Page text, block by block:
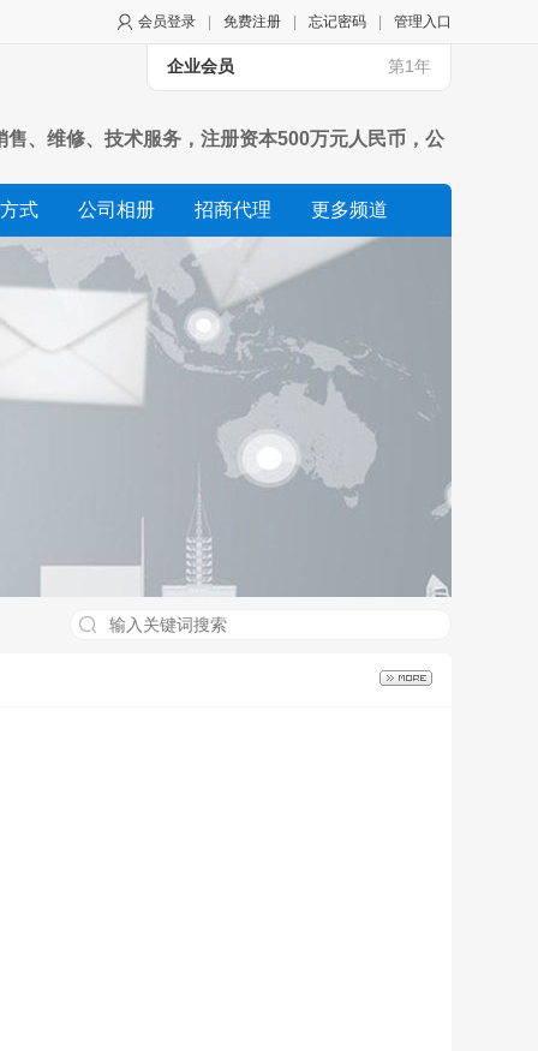
会员登录 免费注册 忘记密码 管理入口
企业会员 第1年
、维修、技术服务，注册资本500万元人民币，公
等.所经营品牌都为行业内最具潜力,最具生命力的
式 公司相册 招商代理 更多频道